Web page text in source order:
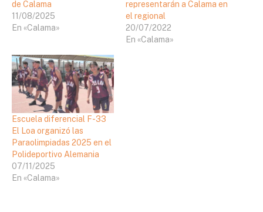
de Calama
11/08/2025
En «Calama»
representarán a Calama en
el regional
20/07/2022
En «Calama»
Escuela diferencial F-33
El Loa organizó las
Paraolimpiadas 2025 en el
Polideportivo Alemania
07/11/2025
En «Calama»